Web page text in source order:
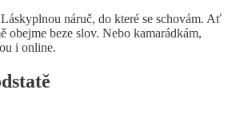
náruč, do které se schovám. Ať
obejme beze slov. Nebo kamarádkám,
i online.